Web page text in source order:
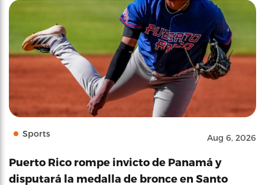
Sports Aug 6, 2026
Puerto Rico rompe invicto de Panamá y
disputará la medalla de bronce en Santo